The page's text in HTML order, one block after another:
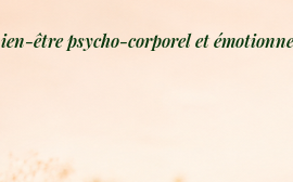
être psycho-corporel et